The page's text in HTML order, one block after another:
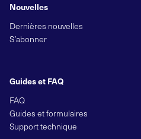
Nouvelles
Dernières nouvelles
S’abonner
Guides et FAQ
FAQ
Guides et formulaires
Support technique